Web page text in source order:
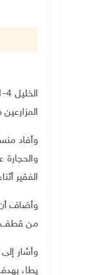
وأفاد
الفقير
وأضاف أن
من قطف
وأشار
يطا،